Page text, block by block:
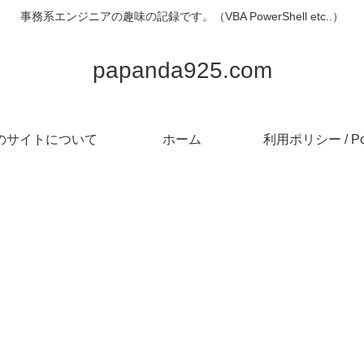
事務系エンジニアの趣味の記録です。（VBA PowerShell etc..）
papanda925.com
サイトについて ホーム 利用ポリシー /